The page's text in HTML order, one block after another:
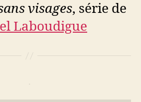
visages, série de
Laboudigue
.